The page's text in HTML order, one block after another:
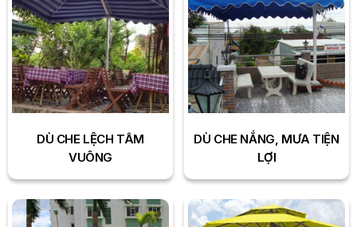
DÙ CHE LỆCH TÂM
VUÔNG
DÙ CHE NẮNG, MƯA TIỆN
LỢI